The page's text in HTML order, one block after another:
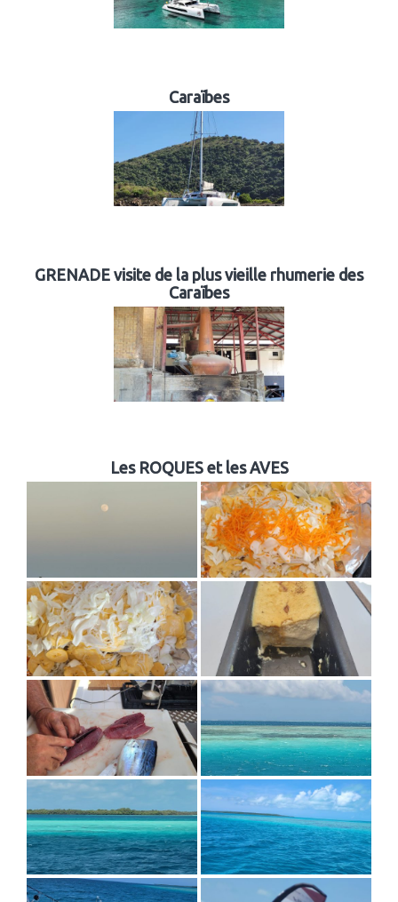
Caraïbes
GRENADE visite de la plus vieille rhumerie des
Caraïbes
Les ROQUES et les AVES